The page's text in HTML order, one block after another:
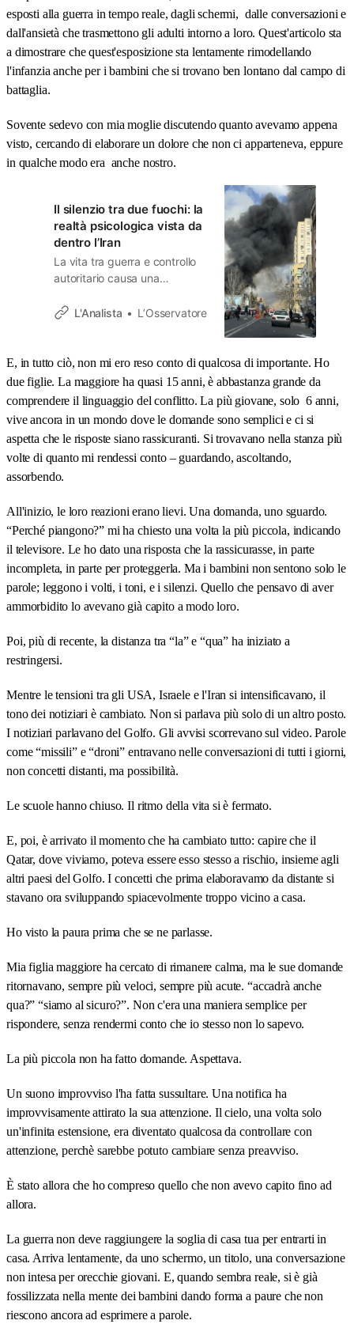
esposti alla guerra in tempo reale, dagli schermi, dalle conversazioni e
dall'ansietà che trasmettono gli adulti intorno a loro. Quest'articolo sta
a dimostrare che quest'esposizione sta lentamente rimodellando
l'infanzia anche per i bambini che si trovano ben lontano dal campo di
battaglia.
Sovente sedevo con mia moglie discutendo quanto avevamo appena
visto, cercando di elaborare un dolore che non ci apparteneva, eppure
in qualche modo era anche nostro.
Il silenzio tra due fuochi: la
realtà psicologica vista da
dentro l’Iran
La vita tra guerra e controllo
autoritario causa una
psicologica.
L'Analista L’Osservatore
E, in tutto ciò, non mi ero reso conto di qualcosa di importante. Ho
due figlie. La maggiore ha quasi 15 anni, è abbastanza grande da
comprendere il linguaggio del conflitto. La più giovane, solo 6 anni,
vive ancora in un mondo dove le domande sono semplici e ci si
aspetta che le risposte siano rassicuranti. Si trovavano nella stanza più
volte di quanto mi rendessi conto – guardando, ascoltando,
assorbendo.
All'inizio, le loro reazioni erano lievi. Una domanda, uno sguardo.
“Perché piangono?” mi ha chiesto una volta la più piccola, indicando
il televisore. Le ho dato una risposta che la rassicurasse, in parte
incompleta, in parte per proteggerla. Ma i bambini non sentono solo le
parole; leggono i volti, i toni, e i silenzi. Quello che pensavo di aver
ammorbidito lo avevano già capito a modo loro.
Poi, più di recente, la distanza tra “la” e “qua” ha iniziato a
restringersi.
Mentre le tensioni tra gli USA, Israele e l'Iran si intensificavano, il
tono dei notiziari è cambiato. Non si parlava più solo di un altro posto.
I notiziari parlavano del Golfo. Gli avvisi scorrevano sul video. Parole
come “missili” e “droni” entravano nelle conversazioni di tutti i giorni,
non concetti distanti, ma possibilità.
Le scuole hanno chiuso. Il ritmo della vita si è fermato.
E, poi, è arrivato il momento che ha cambiato tutto: capire che il
Qatar, dove viviamo, poteva essere esso stesso a rischio, insieme agli
altri paesi del Golfo. I concetti che prima elaboravamo da distante si
stavano ora sviluppando spiacevolmente troppo vicino a casa.
Ho visto la paura prima che se ne parlasse.
Mia figlia maggiore ha cercato di rimanere calma, ma le sue domande
ritornavano, sempre più veloci, sempre più acute. “accadrà anche
qua?” “siamo al sicuro?”. Non c'era una maniera semplice per
rispondere, senza rendermi conto che io stesso non lo sapevo.
La più piccola non ha fatto domande. Aspettava.
Un suono improvviso l'ha fatta sussultare. Una notifica ha
improvvisamente attirato la sua attenzione. Il cielo, una volta solo
un'infinita estensione, era diventato qualcosa da controllare con
attenzione, perchè sarebbe potuto cambiare senza preavviso.
È stato allora che ho compreso quello che non avevo capito fino ad
allora.
La guerra non deve raggiungere la soglia di casa tua per entrarti in
casa. Arriva lentamente, da uno schermo, un titolo, una conversazione
non intesa per orecchie giovani. E, quando sembra reale, si è già
fossilizzata nella mente dei bambini dando forma a paure che non
riescono ancora ad esprimere a parole.